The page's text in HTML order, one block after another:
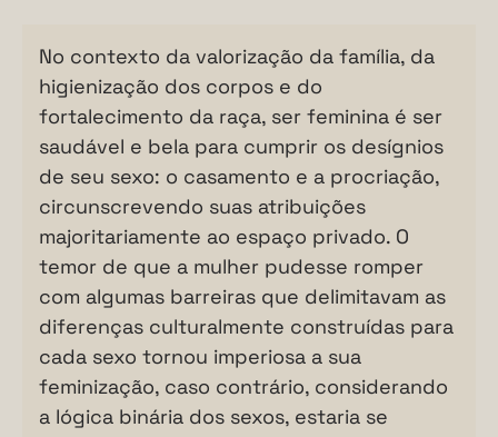
No contexto da valorização da família, da
higienização dos corpos e do
fortalecimento da raça, ser feminina é ser
saudável e bela para cumprir os desígnios
de seu sexo: o casamento e a procriação,
circunscrevendo suas atribuições
majoritariamente ao espaço privado. O
temor de que a mulher pudesse romper
com algumas barreiras que delimitavam as
diferenças culturalmente construídas para
cada sexo tornou imperiosa a sua
feminização, caso contrário, considerando
a lógica binária dos sexos, estaria se